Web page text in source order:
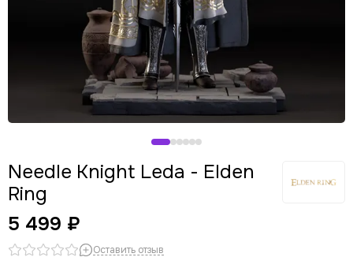
Needle Knight Leda - Elden
Ring
5 499 ₽
Оставить отзыв